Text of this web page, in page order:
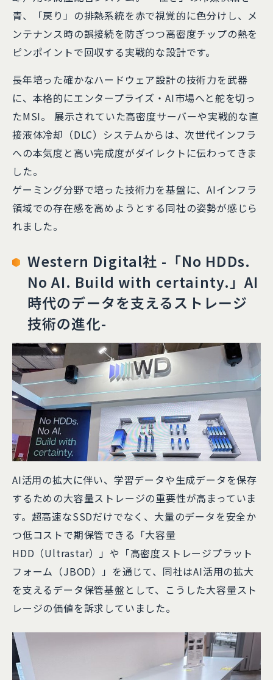
青、「戻り」の排熱系統を赤で視覚的に色分けし、メ
ンテナンス時の誤接続を防ぎつつ高密度チップの熱を
ピンポイントで回収する実戦的な設計です。
長年培った確かなハードウェア設計の技術力を武器
に、本格的にエンタープライズ・AI市場へと舵を切っ
たMSI。 展示されていた高密度サーバーや実戦的な直
接液体冷却（DLC）システムからは、次世代インフラ
への本気度と高い完成度がダイレクトに伝わってきま
した。
ゲーミング分野で培った技術力を基盤に、AIインフラ
領域での存在感を高めようとする同社の姿勢が感じら
れました。
Western Digital社 -「No HDDs.
No AI. Build with certainty.」AI
時代のデータを支えるストレージ
技術の進化-
AI活用の拡大に伴い、学習データや生成データを保存
するための大容量ストレージの重要性が高まっていま
す。超高速なSSDだけでなく、大量のデータを安全か
つ低コストで期保管できる「大容量
HDD（Ultrastar）」や「高密度ストレージプラット
フォーム（JBOD）」を通じて、同社はAI活用の拡大
を支えるデータ保管基盤として、こうした大容量スト
レージの価値を訴求していました。